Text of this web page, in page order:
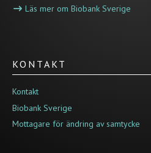
Läs mer om Biobank Sverige
KONTAKT
Kontakt
Biobank Sverige
Mottagare för ändring av samtycke